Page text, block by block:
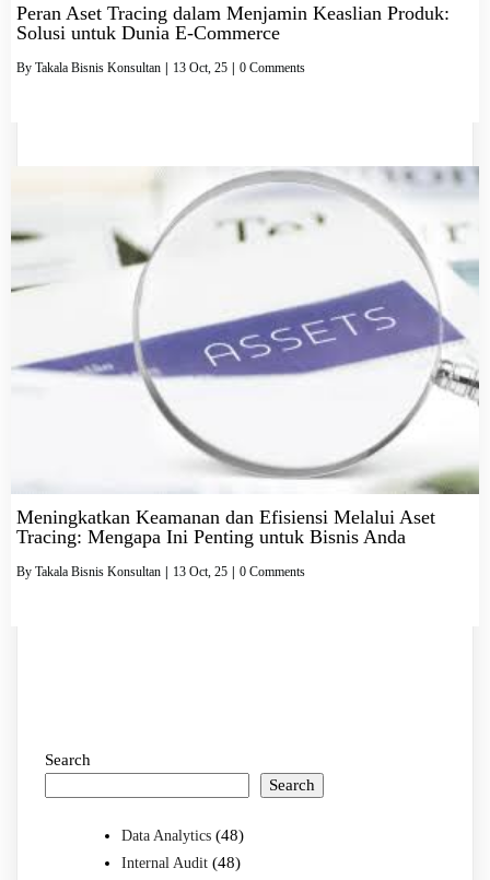
Peran Aset Tracing dalam Menjamin Keaslian Produk:
Solusi untuk Dunia E-Commerce
By Takala Bisnis Konsultan 13 Oct, 25 0 Comments
Meningkatkan Keamanan dan Efisiensi Melalui Aset
Tracing: Mengapa Ini Penting untuk Bisnis Anda
By Takala Bisnis Konsultan 13 Oct, 25 0 Comments
Search
Search
Data Analytics (48)
Internal Audit (48)